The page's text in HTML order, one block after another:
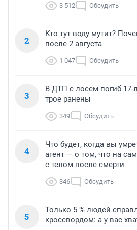
3 512 Обсудить
2
Кто тут воду мутит?
после 2 августа
1 047 Обсудить
3
В ДТП с лосем погиб 17-
трое ранены
349 Обсудить
4
Что будет, когда вы
агент — о том, что на
с телом после смерти
346 Обсудить
5
Только 5 % людей
кроссвордом: а у вас